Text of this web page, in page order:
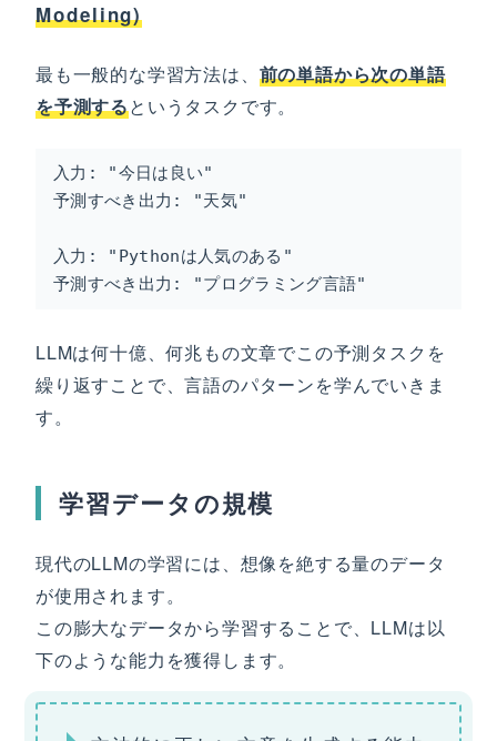
Modeling)
最も一般的な学習方法は、 前の単語から次の単語
を予測するというタスクです。
入力: "今日は良い"
予測すべき出力: "天気"
入力: "Pythonは人気のある"
予測すべき出力: "プログラミング言語"
LLMは何十億、何兆もの文章でこの予測タスクを
繰り返すことで、言語のパターンを学んでいきま
す。
学習データの規模
現代のLLMの学習には、想像を絶する量のデータ
が使用されます。
この膨大なデータから学習することで、LLMは以
下のような能力を獲得します。